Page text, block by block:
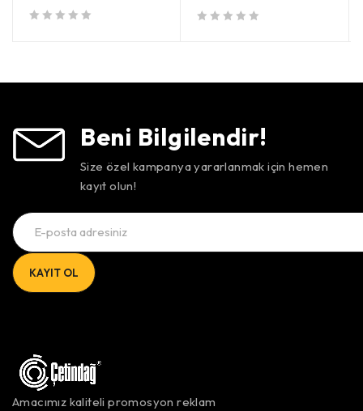
Beni Bilgilendir!
Size özel kampanya yararlanmak için hemen
kayıt olun!
Amacımız kaliteli promosyon reklam